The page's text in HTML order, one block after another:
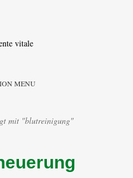
MENU
mit "blutreinigung"